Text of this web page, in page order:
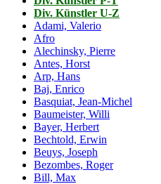
Div. Künstler U-Z
Adami, Valerio
Afro
Alechinsky, Pierre
Antes, Horst
Arp, Hans
Baj, Enrico
Basquiat, Jean-Michel
Baumeister, Willi
Bayer, Herbert
Bechtold, Erwin
Beuys, Joseph
Bezombes, Roger
Bill, Max